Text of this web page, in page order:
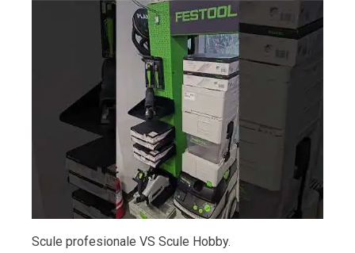
Scule profesionale VS Scule Hobby.